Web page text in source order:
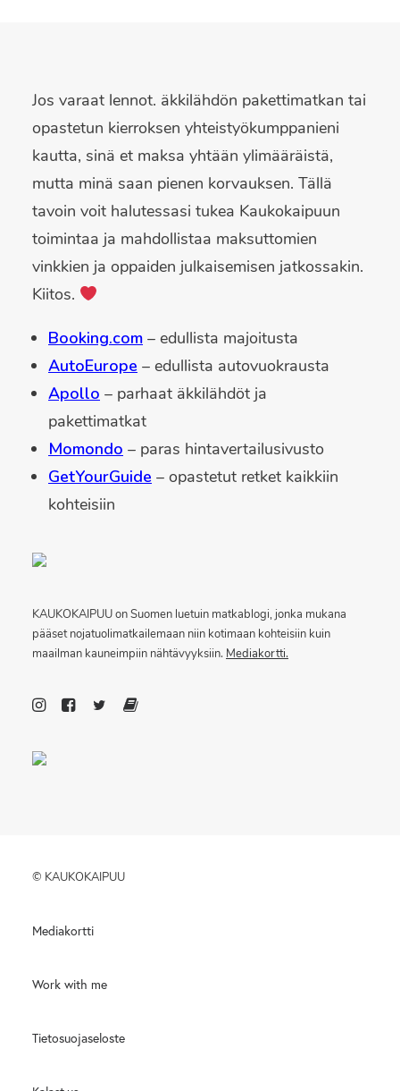
KAUKOKAIPUU on Suomen luetuin matkablogi, jonka mukana
pääset nojatuolimatkailemaan niin kotimaan kohteisiin kuin
maailman kauneimpiin nähtävyyksiin. Mediakortti.
Jos varaat lennot. äkkilähdön pakettimatkan tai
opastetun kierroksen yhteistyökumppanieni
kautta, sinä et maksa yhtään ylimääräistä,
mutta minä saan pienen korvauksen. Tällä
tavoin voit halutessasi tukea Kaukokaipuun
toimintaa ja mahdollistaa maksuttomien
vinkkien ja oppaiden julkaisemisen jatkossakin.
Kiitos.
Booking.com – edullista majoitusta
AutoEurope – edullista autovuokrausta
Apollo – parhaat äkkilähdöt ja
pakettimatkat
Momondo – paras hintavertailusivusto
GetYourGuide – opastetut retket kaikkiin
kohteisiin
© KAUKOKAIPUU
Mediakortti
Work with me
Tietosuojaseloste